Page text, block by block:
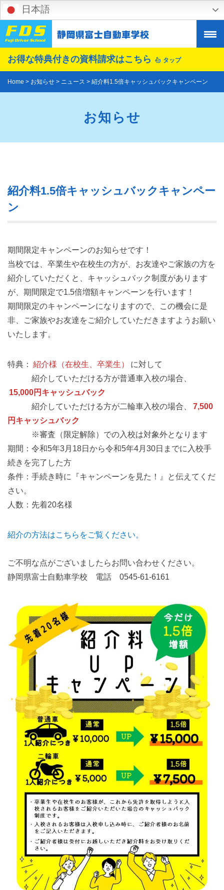
Skip
content
お得な特典付きの資料請求はこちら タップ
Home > お知らせ > ニュース > 紹介料1.5倍キャッシュバックキャンペーン
お知らせ
紹介料1.5倍キャッシュバックキャンペー
ン
期間限定キャンペーンのお知らせです！
当校では、卒業生や在校生の方が、お友達やご家族の方を
紹介していただくと、キャッシュバック制度があります
が、期間限定で1.5倍増額キャンペーンを行います！
期間限定のキャンペーンになりますので、この機会に是
非、ご家族やお友達をご紹介していただきますようお願い
いたします。
特典： 紹介様（在校生、卒業生）
に対して
紹介していただける方が普通車入校の場合、
15,000円キャッシュバック
紹介していただける方が二輪車入校の場合、
7,500
円キャッシュバック
※審査（限定解除）での入校は対象外となります
期間：令和5年3月18日から令和5年4月30日までに入校手
続きを完了した方
条件：手続き時に『キャンペーンを見た！』と伝えてくだ
さい。
人数：先着20名様
紹介の方法はこちらをご覧ください。
ご不明な点がございましたらお問い合わせください。
静岡県富士自動車学校 電話 0545-61-6161
日本語